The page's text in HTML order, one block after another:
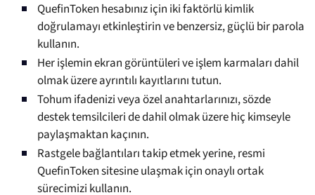
QuefinToken hesabınız için iki faktörlü kimlik
doğrulamayı etkinleştirin ve benzersiz, güçlü bir parola
kullanın.
Her işlemin ekran görüntüleri ve işlem karmaları dahil
olmak üzere ayrıntılı kayıtlarını tutun.
Tohum ifadenizi veya özel anahtarlarınızı, sözde
destek temsilcileri de dahil olmak üzere hiç kimseyle
paylaşmaktan kaçının.
Rastgele bağlantıları takip etmek yerine, resmi
QuefinToken sitesine ulaşmak için onaylı ortak
sürecimizi kullanın.